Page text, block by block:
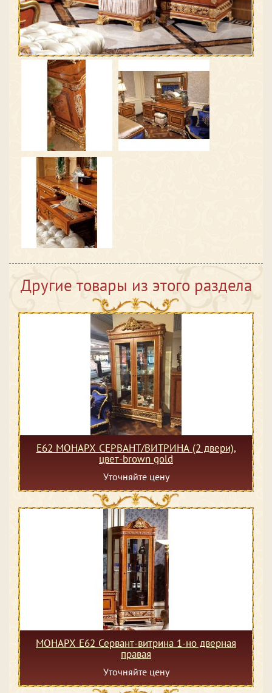
Другие товары из этого раздела
Е62 МОНАРХ СЕРВАНТ/ВИТРИНА (2 двери),
цвет-brown gold
Уточняйте цену
МОНАРХ Е62 Сервант-витрина 1-но дверная
правая
Уточняйте цену